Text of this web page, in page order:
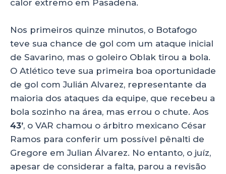
calor extremo em Pasadena.
Nos primeiros quinze minutos, o Botafogo
teve sua chance de gol com um ataque inicial
de Savarino, mas o goleiro Oblak tirou a bola.
O Atlético teve sua primeira boa oportunidade
de gol com Julián Alvarez, representante da
maioria dos ataques da equipe, que recebeu a
bola sozinho na área, mas errou o chute. Aos
43’, o VAR chamou o árbitro mexicano César
Ramos para conferir um possível pênalti de
Gregore em Julian Álvarez. No entanto, o juíz,
apesar de considerar a falta, parou a revisão